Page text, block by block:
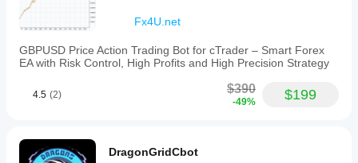
Fx4U.net
GBPUSD Price Action Trading Bot for cTrader – Smart Forex
EA with Risk Control, High Profits and High Precision Strategy
4.5 (2) $390
-49% $199
DragonGridCbot